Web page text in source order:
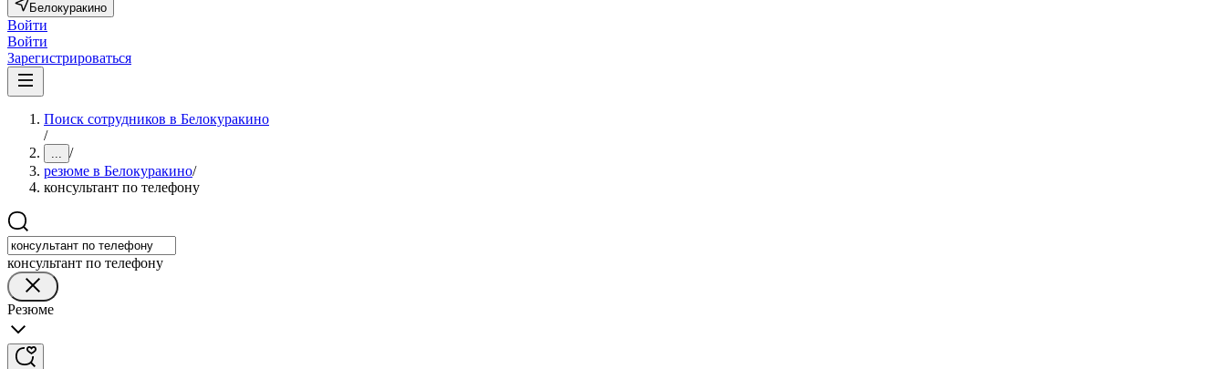
Белокуракино
Войти
Войти
Зарегистрироваться
Поиск сотрудников в Белокуракино
/
... /
резюме в Белокуракино/
консультант по телефону
консультант по телефону
Резюме